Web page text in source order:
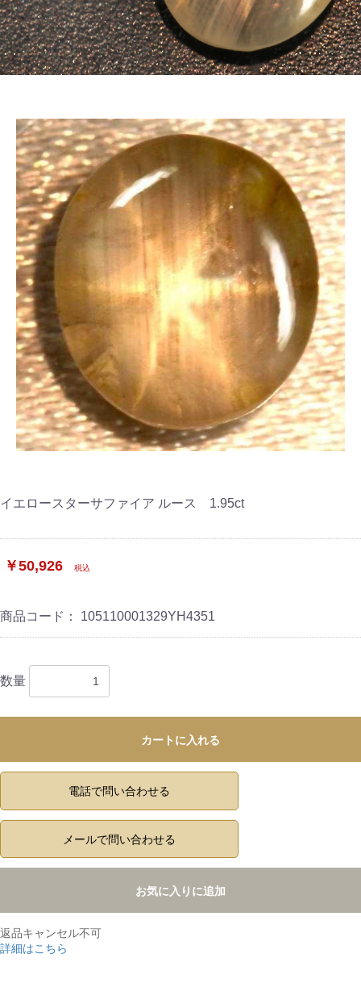
イエロースターサファイア ルース 1.95ct
￥50,926 税込
商品コード： 105110001329YH4351
数量
カートに入れる
カートを見る
お買い物を続ける
電話で問い合わせる
メールで問い合わせる
お気に入りに追加
返品キャンセル不可
詳細はこちら